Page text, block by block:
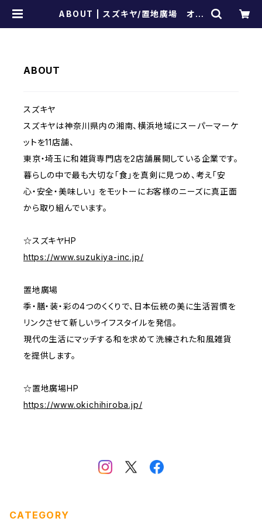
ABOUT | スズキヤ/置地廣場 オン
ABOUT
スズキヤ
スズキヤは神奈川県内の湘南、横浜地域にスーパーマーケ
ットを11店舗、
東京・埼玉に和雑貨専門店を2店舗展開している企業です。
暮らしの中で最も大切な「食」を真剣に見つめ、考え「安
心・安全・美味しい」 をモットーにお客様のニーズに真正面
から取り組んでいます。
☆スズキヤHP
https://www.suzukiya-inc.jp/
置地廣場
季・膳・装・彩の4つのくくりで、日本伝統の美に生活習慣を
リンクさせて新しいライフスタイルを発信。
現代の生活にマッチする和を求めて洗練された和風雑貨
を提供します。
☆置地廣場HP
https://www.okichihiroba.jp/
CATEGORY